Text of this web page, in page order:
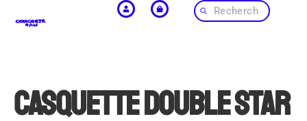
Casquette double star